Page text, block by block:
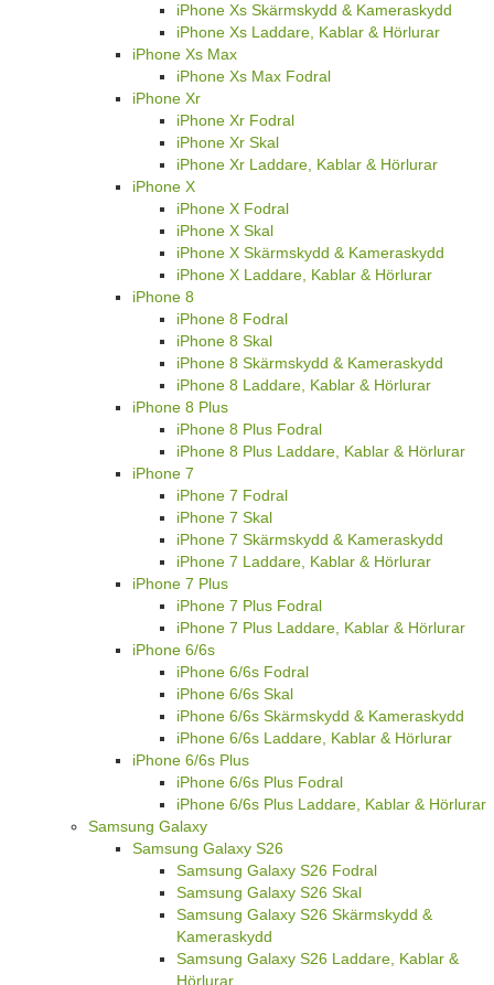
iPhone Xs Skärmskydd & Kameraskydd
iPhone Xs Laddare, Kablar & Hörlurar
iPhone Xs Max
iPhone Xs Max Fodral
iPhone Xr
iPhone Xr Fodral
iPhone Xr Skal
iPhone Xr Laddare, Kablar & Hörlurar
iPhone X
iPhone X Fodral
iPhone X Skal
iPhone X Skärmskydd & Kameraskydd
iPhone X Laddare, Kablar & Hörlurar
iPhone 8
iPhone 8 Fodral
iPhone 8 Skal
iPhone 8 Skärmskydd & Kameraskydd
iPhone 8 Laddare, Kablar & Hörlurar
iPhone 8 Plus
iPhone 8 Plus Fodral
iPhone 8 Plus Laddare, Kablar & Hörlurar
iPhone 7
iPhone 7 Fodral
iPhone 7 Skal
iPhone 7 Skärmskydd & Kameraskydd
iPhone 7 Laddare, Kablar & Hörlurar
iPhone 7 Plus
iPhone 7 Plus Fodral
iPhone 7 Plus Laddare, Kablar & Hörlurar
iPhone 6/6s
iPhone 6/6s Fodral
iPhone 6/6s Skal
iPhone 6/6s Skärmskydd & Kameraskydd
iPhone 6/6s Laddare, Kablar & Hörlurar
iPhone 6/6s Plus
iPhone 6/6s Plus Fodral
iPhone 6/6s Plus Laddare, Kablar & Hörlurar
Samsung Galaxy
Samsung Galaxy S26
Samsung Galaxy S26 Fodral
Samsung Galaxy S26 Skal
Samsung Galaxy S26 Skärmskydd &
Kameraskydd
Samsung Galaxy S26 Laddare, Kablar &
Hörlurar